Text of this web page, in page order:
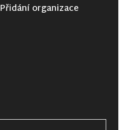
Přidání organizace